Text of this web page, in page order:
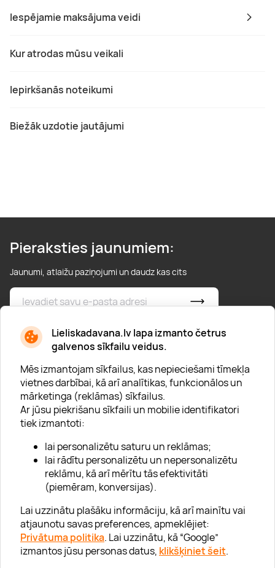
Lieliskadavana.lv lapa izmanto četrus
galvenos sīkfailu veidus.
Mēs izmantojam sīkfailus, kas nepieciešami tīmekļa
vietnes darbībai, kā arī analītikas, funkcionālos un
mārketinga (reklāmas) sīkfailus.
Ar jūsu piekrišanu sīkfaili un mobilie identifikatori
tiek izmantoti:
lai personalizētu saturu un reklāmas;
lai rādītu personalizētu un nepersonalizētu
reklāmu, kā arī mērītu tās efektivitāti
(piemēram, konversijas).
Lai uzzinātu plašāku informāciju, kā arī mainītu vai
atjaunotu savas preferences, apmeklējiet:
Privātuma politika. Lai uzzinātu, kā “Google”
izmantos jūsu personas datus, klikšķiniet šeit.
Iespējamie maksājuma veidi
Kur atrodas mūsu veikali
Iepirkšanās noteikumi
Biežāk uzdotie jautājumi
Pieraksties jaunumiem:
Jaunumi, atlaižu paziņojumi un daudz kas cits
* Esmu iepazinies/usies ar privātuma politiku
Par "Lieliska dāvana"
Uzņēmumiem
Palīdzība